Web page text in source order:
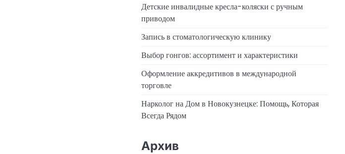
Детские инвалидные кресла-коляски с ручным
приводом
Запись в стоматологическую клинику
Выбор гонгов: ассортимент и характеристики
Оформление аккредитивов в международной
торговле
Нарколог на Дом в Новокузнецке: Помощь, Которая
Всегда Рядом
Архив